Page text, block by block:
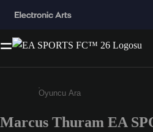
Enter a minimum of 3
Marcus Thuram EA